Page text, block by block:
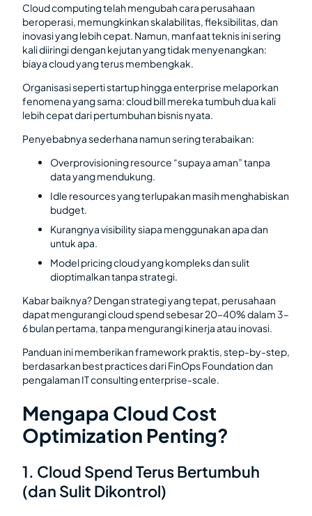
Cloud computing telah mengubah cara perusahaan
beroperasi, memungkinkan skalabilitas, fleksibilitas, dan
inovasi yang lebih cepat. Namun, manfaat teknis ini sering
kali diiringi dengan kejutan yang tidak menyenangkan:
biaya cloud yang terus membengkak.
Organisasi seperti startup hingga enterprise melaporkan
fenomena yang sama: cloud bill mereka tumbuh dua kali
lebih cepat dari pertumbuhan bisnis nyata.
Penyebabnya sederhana namun sering terabaikan:
Overprovisioning resource “supaya aman” tanpa
data yang mendukung.
Idle resources yang terlupakan masih menghabiskan
budget.
Kurangnya visibility siapa menggunakan apa dan
untuk apa.
Model pricing cloud yang kompleks dan sulit
dioptimalkan tanpa strategi.
Kabar baiknya? Dengan strategi yang tepat, perusahaan
dapat mengurangi cloud spend sebesar 20–40% dalam 3–
6 bulan pertama, tanpa mengurangi kinerja atau inovasi.
Panduan ini memberikan framework praktis, step-by-step,
berdasarkan best practices dari FinOps Foundation dan
pengalaman IT consulting enterprise-scale.
Mengapa Cloud Cost
Optimization Penting?
1. Cloud Spend Terus Bertumbuh
(dan Sulit Dikontrol)